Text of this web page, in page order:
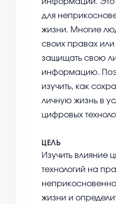
информации. Это
для
жизни. Многие
своих правах
защищать свою
информацию.
изучить, как
личную жизнь в
цифровых
ЦЕЛЬ
Изучить влияние
технологий на
жизни и